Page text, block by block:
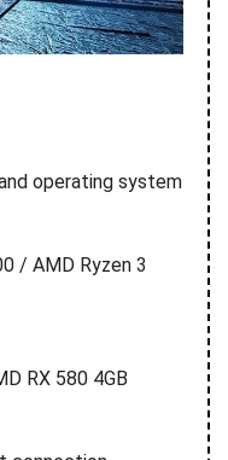
operating system
/ AMD Ryzen 3
RX 580 4GB